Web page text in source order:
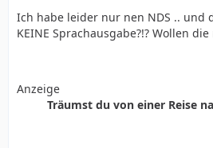
Ich habe leider nur nen NDS .. und
KEINE Sprachausgabe?!? Wollen
Anzeige
Träumst du von einer Reise